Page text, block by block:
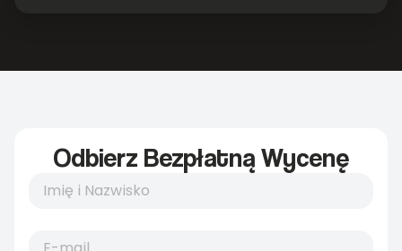
Odbierz Bezpłatną Wycenę